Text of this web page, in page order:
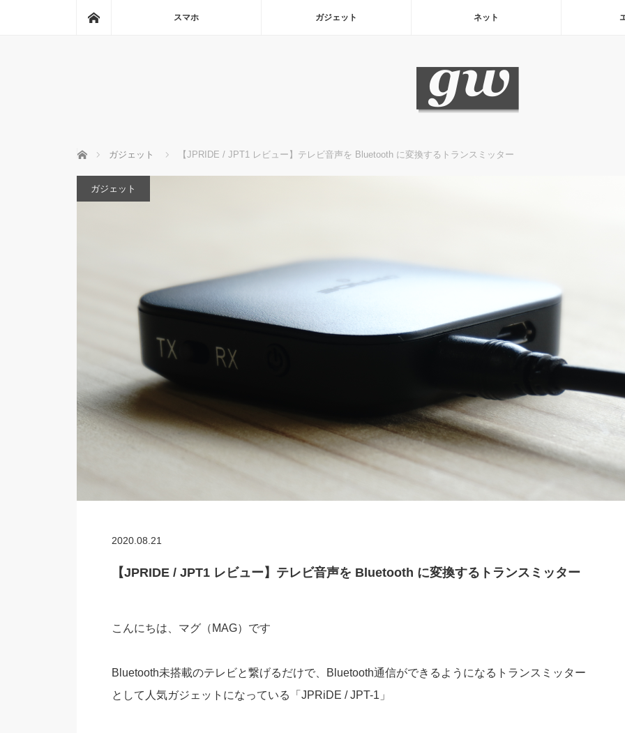
スマホ ガジェット ネット
ホーム ガジェット 【JPRIDE / JPT1 レビュー】テレビ音声を Bluetooth に変換するトランスミッター
ガジェット
2020.08.21
【JPRIDE / JPT1 レビュー】テレビ音声を Bluetooth に変換するトランスミッター
こんにちは、マグ（MAG）です
Bluetooth未搭載のテレビと繋げるだけで、Bluetooth通信ができるようになるトランスミッター
として人気ガジェットになっている「JPRiDE / JPT-1」